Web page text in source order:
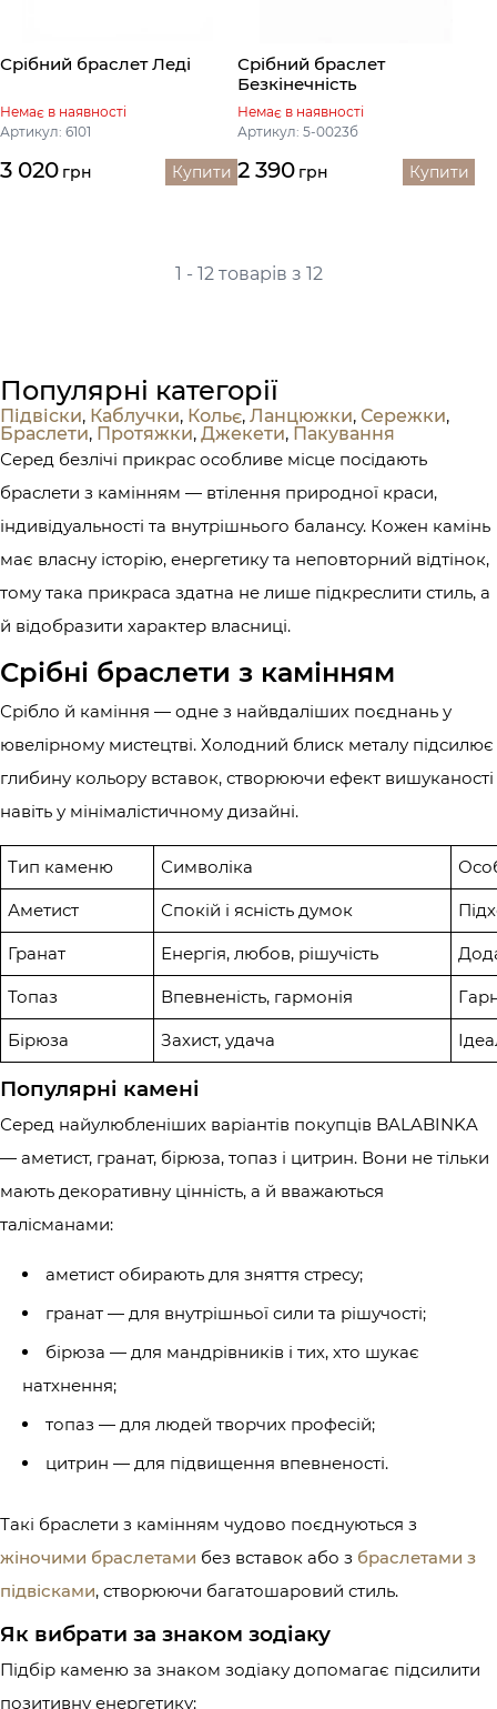
Срібний браслет Леді
Немає в наявності
Артикул: 6101
3 020 грн Купити
Срібний браслет
Безкінечність
Немає в наявності
Артикул: 5-0023б
2 390 грн Купити
1 - 12 товарів з 12
Популярні категорії
Підвіски, Каблучки, Кольє, Ланцюжки, Сережки,
Браслети, Протяжки, Джекети, Пакування
Серед безлічі прикрас особливе місце посідають
браслети з камінням — втілення природної краси,
індивідуальності та внутрішнього балансу. Кожен камінь
має власну історію, енергетику та неповторний відтінок,
тому така прикраса здатна не лише підкреслити стиль, а
й відобразити характер власниці.
Срібні браслети з камінням
Срібло й каміння — одне з найвдаліших поєднань у
ювелірному мистецтві. Холодний блиск металу підсилює
глибину кольору вставок, створюючи ефект вишуканості
навіть у мінімалістичному дизайні.
Тип каменю Символіка
Аметист Спокій і ясність думок
Гранат Енергія, любов, рішучість
Топаз Впевненість, гармонія
Бірюза Захист, удача
Популярні камені
Серед найулюбленіших варіантів покупців BALABINKA
— аметист, гранат, бірюза, топаз і цитрин. Вони не тільки
мають декоративну цінність, а й вважаються
талісманами:
аметист обирають для зняття стресу;
гранат — для внутрішньої сили та рішучості;
бірюза — для мандрівників і тих, хто шукає
натхнення;
топаз — для людей творчих професій;
цитрин — для підвищення впевненості.
Такі браслети з камінням чудово поєднуються з
жіночими браслетами без вставок або з браслетами з
підвісками, створюючи багатошаровий стиль.
Як вибрати за знаком зодіаку
Підбір каменю за знаком зодіаку допомагає підсилити
позитивну енергетику: